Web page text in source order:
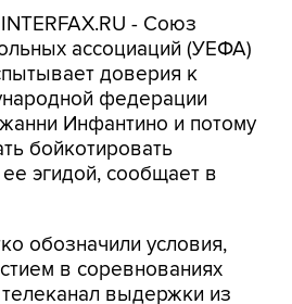
- Союз
ассоциаций (УЕФА)
доверия к
федерации
Инфантино и потому
бойкотировать
эгидой, сообщает в
обозначили условия,
в соревнованиях
выдержки из